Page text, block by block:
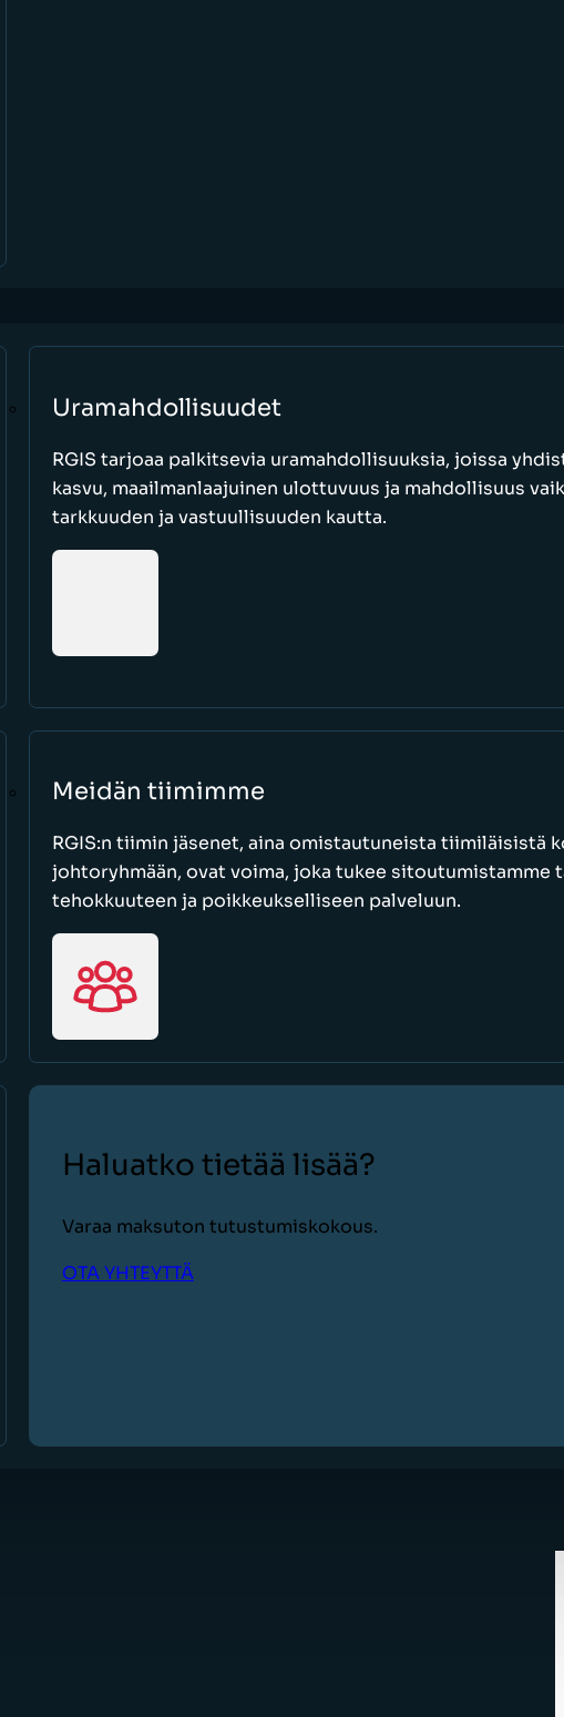
Uramahdollisuudet
RGIS tarjoaa palkitsevia uramahdollisuuksia, joissa
kasvu, maailmanlaajuinen ulottuvuus ja mahdollisuus
tarkkuuden ja vastuullisuuden kautta.
Meidän tiimimme
RGIS:n tiimin jäsenet, aina omistautuneista tiimiläisistä
johtoryhmään, ovat voima, joka tukee sitoutumistamme
tehokkuuteen ja poikkeukselliseen palveluun.
Haluatko tietää lisää?
Varaa maksuton tutustumiskokous.
OTA YHTEYTTÄ